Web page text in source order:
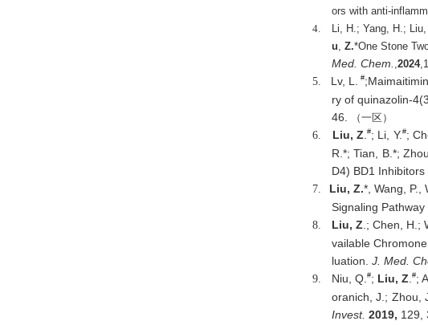
ors with anti-
4.
Li, H .; Yang, H.;
u, Z.*One Stone
Med. Chem. ,2024,
5.
Lv, L. #;
ry of quinazolin-
46.
（一区）
6.
Liu, Z .#; Li, Y. #;
R.*; Tian, B.*;
D4) BD1 Inhibitors
7.
Liu, Z.*, Wang, P.,
Signaling
8.
Liu, Z .; Chen, H.;
vailable
luation. J. Med.
9.
Niu, Q. #; Liu, Z .#;
oranich, J.; Zhou,
Invest. 2019, 129,